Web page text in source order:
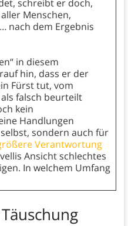
schreibt er doch,
Menschen,
nach dem Ergebnis
in diesem
hin, dass er der
Fürst tut, vom
falsch beurteilt
kein
Handlungen
sondern auch für
Verantwortung
Ansicht schlechtes
In welchem Umfang